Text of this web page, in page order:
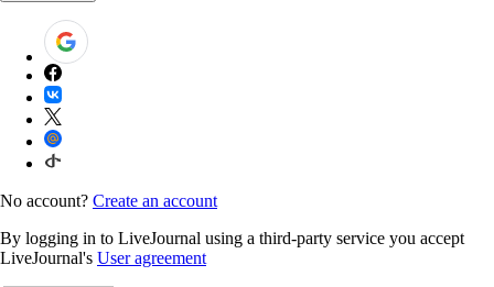
No account? Create an account
By logging in to LiveJournal using a third-party service you accept
LiveJournal's User agreement